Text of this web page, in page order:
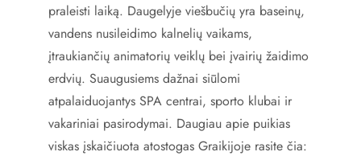
praleisti laiką. Daugelyje viešbučių yra baseinų,
vandens nusileidimo kalnelių vaikams,
įtraukiančių animatorių veiklų bei įvairių žaidimo
erdvių. Suaugusiems dažnai siūlomi
atpalaiduojantys SPA centrai, sporto klubai ir
vakariniai pasirodymai. Daugiau apie puikias
viskas įskaičiuota atostogas Graikijoje rasite čia: